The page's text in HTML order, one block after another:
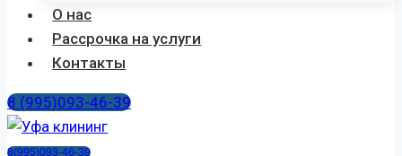
О нас
Рассрочка на услуги
Контакты
8 (995)093-46-39
8(995)093-46-39